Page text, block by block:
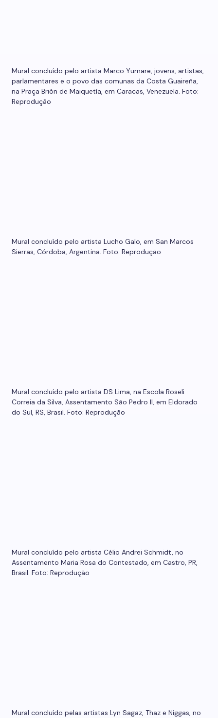
Mural concluído pelo artista Marco Yumare, jovens, artistas,
parlamentares e o povo das comunas da Costa Guaireña,
na Praça Brión de Maiquetía, em Caracas, Venezuela. Foto:
Reprodução
Mural concluído pelo artista Lucho Galo, em San Marcos
Sierras, Córdoba, Argentina. Foto: Reprodução
Mural concluído pelo artista DS Lima, na Escola Roseli
Correia da Silva, Assentamento São Pedro II, em Eldorado
do Sul, RS, Brasil. Foto: Reprodução
Mural concluído pelo artista Célio Andrei Schmidt, no
Assentamento Maria Rosa do Contestado, em Castro, PR,
Brasil. Foto: Reprodução
Mural concluído pelas artistas Lyn Sagaz, Thaz e Niggas, no